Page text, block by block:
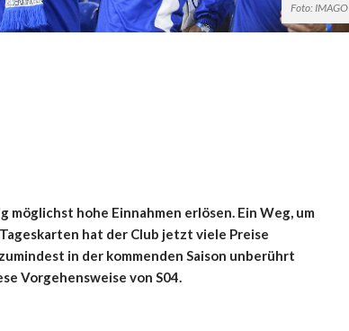
Foto: IMAGO
hohe Einnahmen erlösen. Ein Weg, um
hat der Club jetzt viele Preise
in der kommenden Saison unberührt
Vorgehensweise von S04.